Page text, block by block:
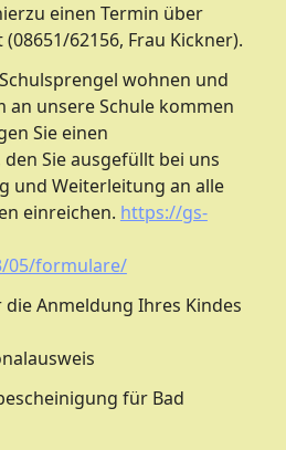
einen Termin über
62156, Frau Kickner).
wohnen und
unsere Schule kommen
Sie einen
Sie ausgefüllt bei uns
und Weiterleitung an alle
einreichen. https://gs-
05/formulare/
Anmeldung Ihres Kindes
für Bad